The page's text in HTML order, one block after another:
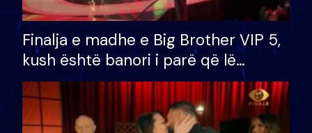
Finalja e madhe e Big Brother VIP 5,
kush është banori i parë që lë
shtëpinë dhe humb mundësinë për
të fituar çmimin e madh